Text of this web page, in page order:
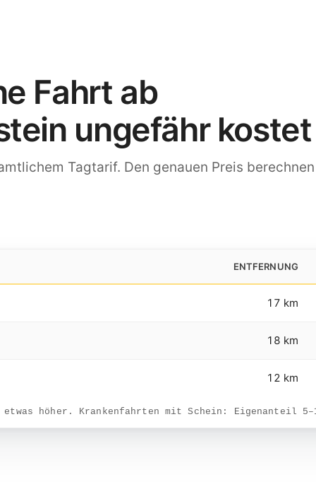
Fahrt ab
ungefähr kostet
Tagtarif. Den genauen Preis
ENTFERNUNG
17 km
18 km
12 km
höher. Krankenfahrten mit Schein: Eigenanteil